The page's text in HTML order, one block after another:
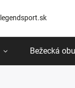
Bežecká